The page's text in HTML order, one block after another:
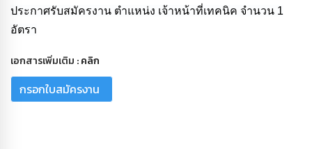
ประกาศรับสมัครงาน ตำแหน่ง เจ้าหน้าที่เทคนิค จำนวน 1
อัตรา
เอกสารเพิ่มเติม :คลิก
กรอกใบสมัครงาน